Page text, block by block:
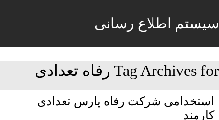
سیستم اطلاع رسانی
Tag Archives for رفاه تعدادی
استخدامی شرکت رفاه پارس تعدادی
کارمند